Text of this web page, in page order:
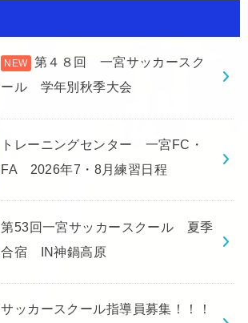
第４８回 一宮サッカースク
ール 学年別秋季大会
トレーニングセンター 一宮FC・
FA 2026年7・8月練習日程
第53回一宮サッカースクール 夏季
合宿 IN神鍋高原
サッカースクール指導員募集！！！